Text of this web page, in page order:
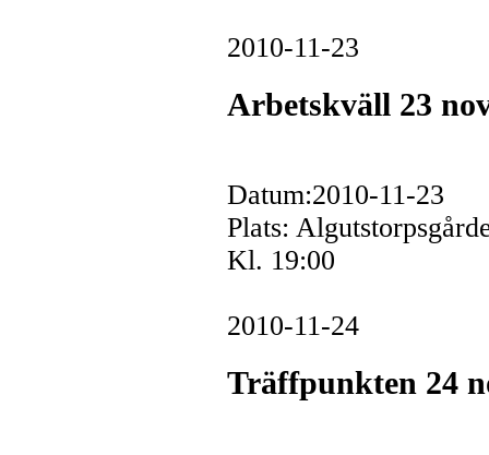
2010-11-23
Arbetskväll 23
Datum:2010-11-23
Plats:
Kl. 19:00
2010-11-24
Träffpunkten 24